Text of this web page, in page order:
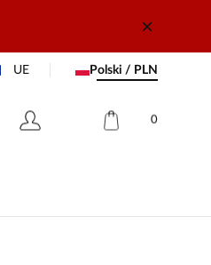
UE Polski / PLN
0